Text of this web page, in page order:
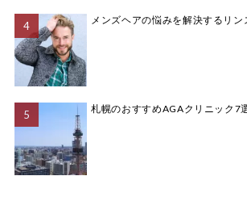
メンズヘアの悩みを解決するリ
札幌のおすすめAGAクリニック7